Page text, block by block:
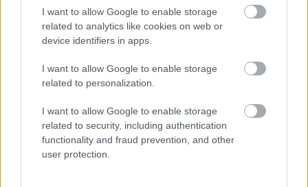
I want to allow Google to enable storage
related to analytics like cookies on web or
device identifiers in apps.
I want to allow Google to enable storage
related to personalization.
I want to allow Google to enable storage
related to security, including authentication
functionality and fraud prevention, and other
user protection.
Mogą Cię zainteresować również hasła
absurd